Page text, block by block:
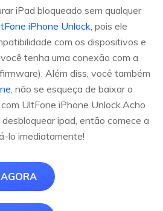
iPad bloqueado sem qualquer
iPhone Unlock, pois ele
com os dispositivos e
tenha uma conexão com a
Além diss, você também
, não se esqueça de baixar o
UltFone iPhone Unlock.Acho
ipad, então comece a
lo imediatamente!